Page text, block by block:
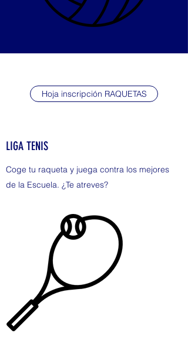
Hoja inscripción RAQUETAS
LIGA TENIS
Coge tu raqueta y juega contra los mejores
de la Escuela. ¿Te atreves?